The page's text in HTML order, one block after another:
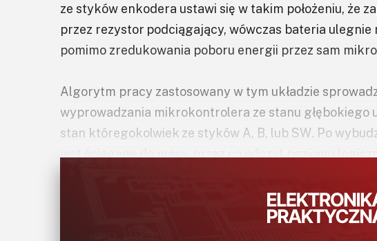
ze styków enkodera ustawi się w takim położeniu, że
przez rezystor podciągający, wówczas bateria ulegnie
pomimo zredukowania poboru energii przez sam
Algorytm pracy zastosowany w tym układzie
wyprowadzania mikrokontrolera ze stanu głębokiego
stan któregokolwiek ze styków A, B, lub SW. Po
COM zostaje nadany logiczny stan „1” i mikrokontroler
energooszczędnego. W razie wystąpienia zmiany,